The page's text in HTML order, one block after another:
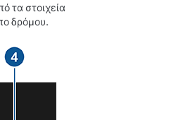
τα στοιχεία
δρόμου.